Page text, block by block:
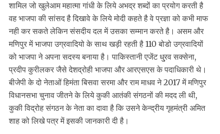
शामिल जो खुलेआम महात्मा गांधी के लिये अभद्र शब्दों का प्रयोग करती है
वह भाजपा की सांसद है दिखावे के लिये मोदी कहते है वे प्रज्ञा को कभी माफ
नही कर सकते लेकिन संसदीय दल में उसका सम्मान करते है। असम और
मणिपुर में भाजपा उग्रवादियो के साथ खड़ी रहती है 110 बोडो उग्रवादियों
को भाजपा ने अपना सदस्य बनाया है। पाकिस्तानी एजेंट धु्रव सक्सेना,
प्रदीप कुरीलकर जैसे देशद्रोही भाजपा और आरएसएस के पदाधिकारी थे।
बीजेपी के दो नेताओं हिमंता बिसवा सरमा और राम माधव ने 2017 में मणिपुर
विधानसभा चुनाव जीतने के लिये कुकी आतंकी संगठनों की मदद ली थी,
कुकी विद्रोह संगठन के नेता का दावा है कि उसने केन्द्रीय गृहमंत्री अमित
शाह को लिखे पत्र में इसकी जानकारी दी है।